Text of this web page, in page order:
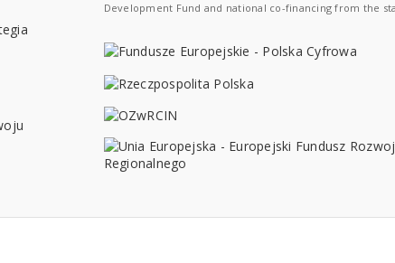
Development Fund and national co-financing from the